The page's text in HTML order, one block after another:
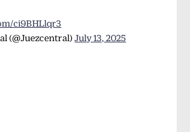
ci9BHLlqr3
(@Juezcentral)July 13, 2025